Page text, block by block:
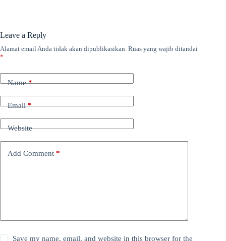
Leave a Reply
Alamat email Anda tidak akan dipublikasikan. Ruas yang wajib ditandai
*
Name*
Email*
Website
Add Comment *
Save my name, email, and website in this browser for the